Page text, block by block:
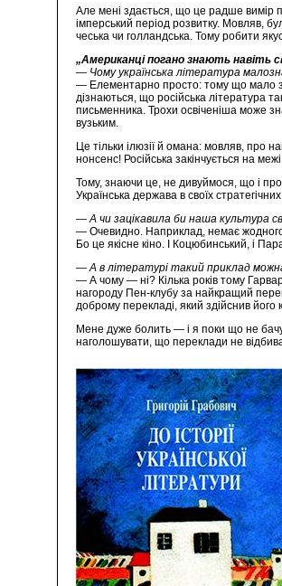
Але мені здається, що це радше вимір
імперський період розвитку. Мовляв,
чеська чи голландська. Тому робити
„Американці погано знають навіть
— Чому українська література
— Елементарно просто: тому що мало з
дізнаються, що російська література
письменника. Трохи освіченіша може
вузьким.
Це тільки ілюзії й омана: мовляв, про
нонсенс! Російська закінчується на
Тому, знаючи це, не дивуймося, що і
Українська держава в своїх
— А чи зацікавила би наша культура
— Очевидно. Наприклад, немає жодного
Бо це якісне кіно. І Коцюбинський, і
— А в літературі такий приклад
— А чому — ні? Кілька років тому
нагороду Пен-клубу за найкращий
доброму перекладі, який здійснив його
Мене дуже болить — і я поки що не
наголошувати, що переклади не